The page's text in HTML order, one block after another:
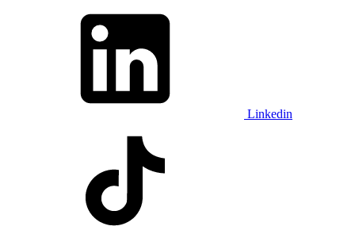
Linkedin